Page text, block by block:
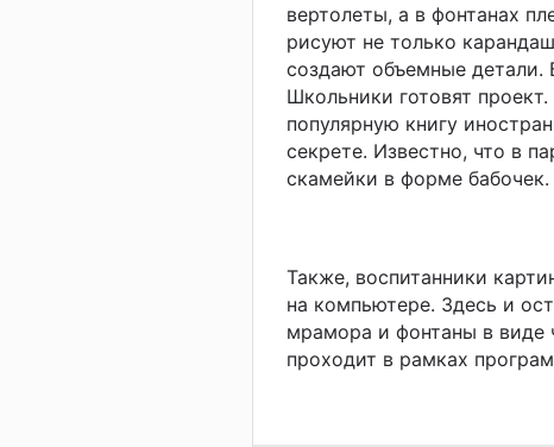
вертолеты, а в фонтанах
рисуют не только
создают объемные детали.
Школьники готовят
популярную книгу
секрете. Известно, что в
скамейки в форме бабочек.
Также, воспитанники
на компьютере. Здесь и
мрамора и фонтаны в виде
проходит в рамках